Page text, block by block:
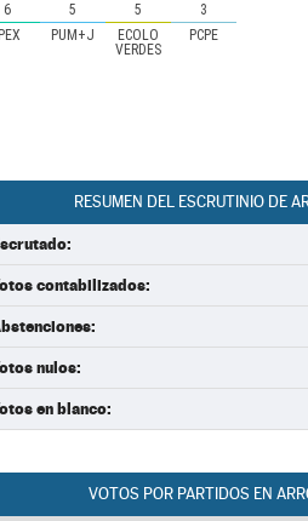
IPEX PUM+J
ECOLO
VERDES
PCPE
6 5 5 3
RESUMEN DEL ESCRUTINIO DE
contabilizados:
nulos:
en blanco:
VOTOS POR PARTIDOS EN